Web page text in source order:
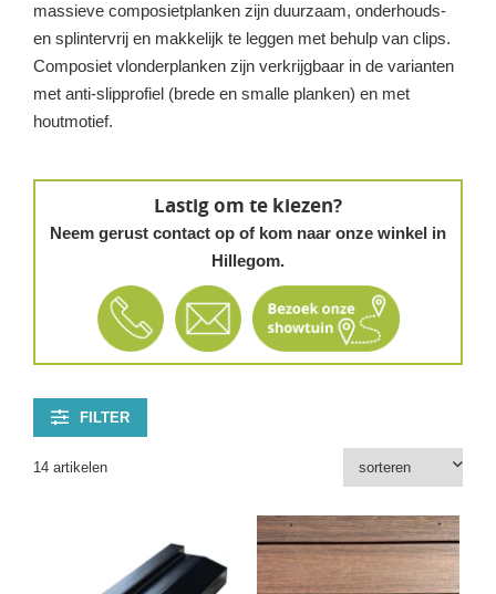
massieve composietplanken zijn duurzaam, onderhouds-
en splintervrij en makkelijk te leggen met behulp van clips.
Composiet vlonderplanken zijn verkrijgbaar in de varianten
met anti-slipprofiel (brede en smalle planken) en met
houtmotief.
Lastig om te kiezen?
Neem gerust contact op of kom naar onze winkel in
Hillegom.
FILTER
14 artikelen